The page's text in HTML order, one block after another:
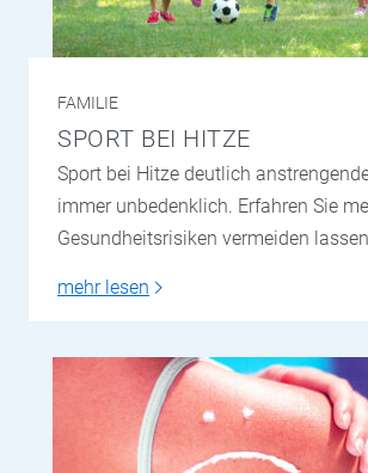
FAMILIE
SPORT BEI HITZE
Sport bei Hitze deutlich
immer unbedenklich. Erfahren Sie
Gesundheitsrisiken vermeiden
mehr lesen